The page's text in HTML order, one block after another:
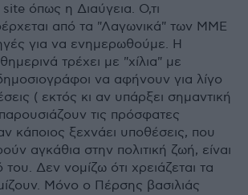
όπως η Διαύγεια. Ο,τι
από τα "Λαγωνικά" των ΜΜΕ
για να ενημερωθούμε. Η
τρέχει με "χίλια" με
να αφήνουν για λίγο
( εκτός κι αν υπάρξει σημαντική
τις πρόσφατες
κάποιος ξεχνάει υποθέσεις, που
αγκάθια στην πολιτική ζωή, είναι
Δεν νομίζω ότι χρειάζεται τα
Μόνο ο Πέρσης βασιλιάς